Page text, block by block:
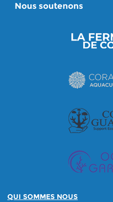
Nous soutenons
QUI SOMMES NOUS